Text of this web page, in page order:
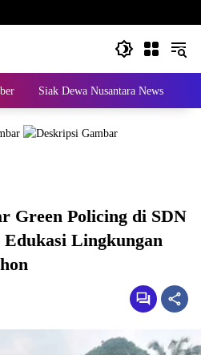
Siak Dewa Nusantara News
Green Policing di SDN
Edukasi Lingkungan